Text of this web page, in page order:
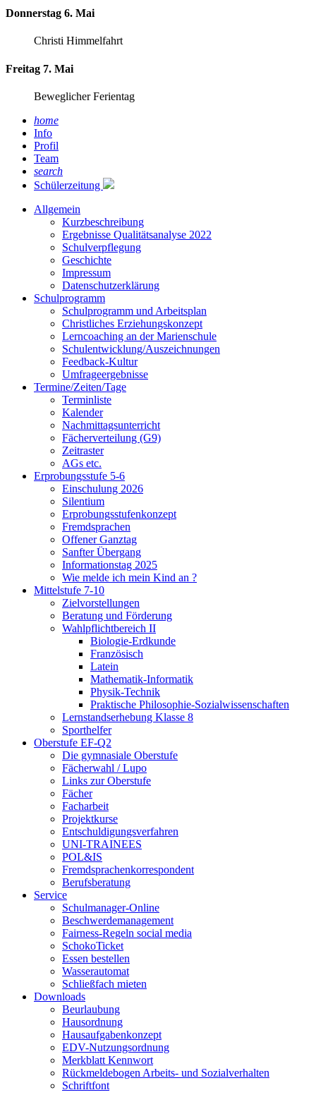
Donnerstag 6. Mai
Christi Himmelfahrt
Freitag 7. Mai
Beweglicher Ferientag
home
Info
Profil
Team
search
Schülerzeitung
Allgemein
Kurzbeschreibung
Ergebnisse Qualitätsanalyse 2022
Schulverpflegung
Geschichte
Impressum
Datenschutzerklärung
Schulprogramm
Schulprogramm und Arbeitsplan
Christliches Erziehungskonzept
Lerncoaching an der Marienschule
Schulentwicklung/Auszeichnungen
Feedback-Kultur
Umfrageergebnisse
Termine/Zeiten/Tage
Terminliste
Kalender
Nachmittagsunterricht
Fächerverteilung (G9)
Zeitraster
AGs etc.
Erprobungsstufe 5-6
Einschulung 2026
Silentium
Erprobungsstufenkonzept
Fremdsprachen
Offener Ganztag
Sanfter Übergang
Informationstag 2025
Wie melde ich mein Kind an ?
Mittelstufe 7-10
Zielvorstellungen
Beratung und Förderung
Wahlpflichtbereich II
Biologie-Erdkunde
Französisch
Latein
Mathematik-Informatik
Physik-Technik
Praktische Philosophie-Sozialwissenschaften
Lernstandserhebung Klasse 8
Sporthelfer
Oberstufe EF-Q2
Die gymnasiale Oberstufe
Fächerwahl / Lupo
Links zur Oberstufe
Fächer
Facharbeit
Projektkurse
Entschuldigungsverfahren
UNI-TRAINEES
POL&IS
Fremdsprachenkorrespondent
Berufsberatung
Service
Schulmanager-Online
Beschwerdemanagement
Fairness-Regeln social media
SchokoTicket
Essen bestellen
Wasserautomat
Schließfach mieten
Downloads
Beurlaubung
Hausordnung
Hausaufgabenkonzept
EDV-Nutzungsordnung
Merkblatt Kennwort
Rückmeldebogen Arbeits- und Sozialverhalten
Schriftfont